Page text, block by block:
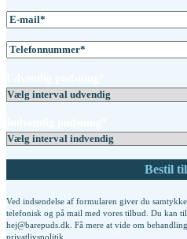
Ved indsendelse af formularen giver du
telefonisk og på mail med vores tilbud. Du kan
hej@barepuds.dk. Få mere at vide om
privatlivspolitik